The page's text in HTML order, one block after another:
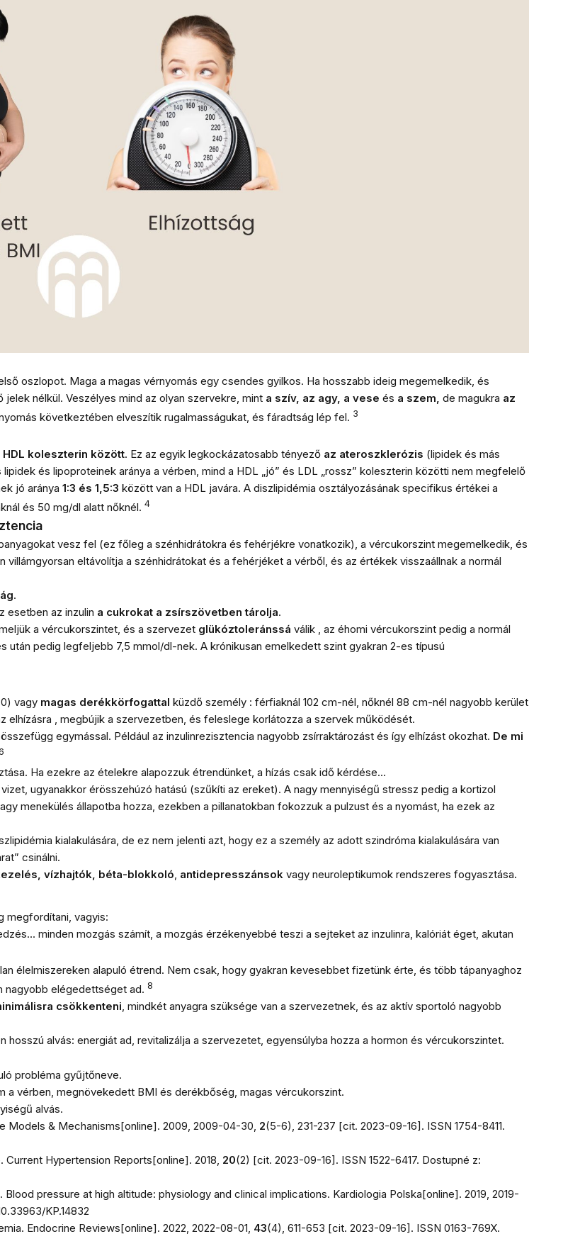
oszlopot. Maga a magas vérnyomás egy csendes gyilkos. Ha hosszabb ideig megemelkedik, és
nélkül. Veszélyes mind az olyan szervekre, mint a szív, az agy, a vese és a szem, de magukra az
következtében elveszítik rugalmasságukat, és fáradtság lép fel. 3
koleszterin között. Ez az egyik legkockázatosabb tényező az ateroszklerózis (lipidek és más
lipidek és lipoproteinek aránya a vérben, mind a HDL „jó” és LDL „rossz” koleszterin közötti nem megfelelő
jó aránya 1:3 és 1,5:3 között van a HDL javára. A diszlipidémia osztályozásának specifikus értékei a
és 50 mg/dl alatt nőknél. 4
vesz fel (ez főleg a szénhidrátokra és fehérjékre vonatkozik), a vércukorszint megemelkedik, és
eltávolítja a szénhidrátokat és a fehérjéket a vérből, és az értékek visszaállnak a normál
.
esetben az inzulin a cukrokat a zsírszövetben tárolja.
a vércukorszintet, és a szervezet glükóztoleránssá válik , az éhomi vércukorszint pedig a normál
pedig legfeljebb 7,5 mmol/dl-nek. A krónikusan emelkedett szint gyakran 2-es típusú
vagy magas derékkörfogattal küzdő személy : férfiaknál 102 cm-nél, nőknél 88 cm-nél nagyobb kerület
,
megbújik a szervezetben, és feleslege korlátozza a szervek működését.
egymással. Például az inzulinrezisztencia nagyobb zsírraktározást és így elhízást okozhat. De mi
Ha ezekre az ételekre alapozzuk étrendünket, a hízás csak idő kérdése...
ugyanakkor érösszehúzó hatású (szűkíti az ereket). A nagy mennyiségű stressz pedig a kortizol
menekülés állapotba hozza, ezekben a pillanatokban fokozzuk a pulzust és a nyomást, ha ezek az
kialakulására, de ez nem jelenti azt, hogy ez a személy az adott szindróma kialakulására van
csinálni.
vízhajtók, béta-blokkoló antidepresszánsok vagy neuroleptikumok rendszeres fogyasztása.
megfordítani, vagyis:
minden mozgás számít, a mozgás érzékenyebbé teszi a sejteket az inzulinra, kalóriát éget, akutan
élelmiszereken alapuló étrend. Nem csak, hogy gyakran kevesebbet fizetünk érte, és több tápanyaghoz
nagyobb elégedettséget ad. 8
csökkenteni , mindkét anyagra szüksége van a szervezetnek, és az aktív sportoló nagyobb
alvás: energiát ad, revitalizálja a szervezetet, egyensúlyba hozza a hormon és vércukorszintet.
probléma gyűjtőneve.
vérben, megnövekedett BMI és derékbőség, magas vércukorszint.
alvás.
Models & Mechanisms[online]. 2009, 2009-04-30, 2(5-6), 231-237 [cit. 2023-09-16]. ISSN 1754-8411.
Current Hypertension Reports[online]. 2018, 20(2) [cit. 2023-09-16]. ISSN 1522-6417. Dostupné z:
Blood pressure at high altitude: physiology and clinical implications. Kardiologia Polska[online]. 2019, 2019-
KP.14832
Endocrine Reviews[online]. 2022, 2022-08-01, 43(4), 611-653 [cit. 2023-09-16]. ISSN 0163-769X.